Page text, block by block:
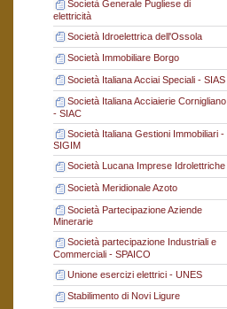
Società Generale Pugliese di
elettricità
Società Idroelettrica dell'Ossola
Società Immobiliare Borgo
Società Italiana Acciai Speciali - SIAS
Società Italiana Acciaierie Cornigliano
- SIAC
Società Italiana Gestioni Immobiliari -
SIGIM
Società Lucana Imprese Idrolettriche
Società Meridionale Azoto
Società Partecipazione Aziende
Minerarie
Società partecipazione Industriali e
Commerciali - SPAICO
Unione esercizi elettrici - UNES
Stabilimento di Novi Ligure